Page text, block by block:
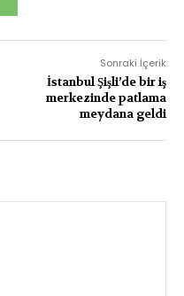
Sonraki İçerik
İstanbul Şişli’de bir iş
merkezinde patlama
meydana geldi